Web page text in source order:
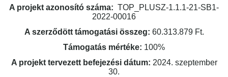
A projekt azonosító száma: TOP_PLUSZ-1.1.1-21-SB1-
2022-00016
A szerződött támogatási összeg: 60.313.879 Ft.
Támogatás mértéke: 100%
A projekt tervezett befejezési dátum: 2024. szeptember
30.